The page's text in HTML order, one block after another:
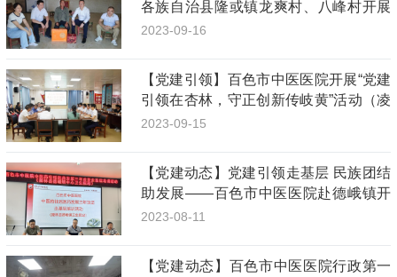
各族自治县隆或镇龙爽村、八峰村开展
乡村振兴“回头看”工作
2023-09-16
【党建引领】百色市中医医院开展“党建
引领在杏林，守正创新传岐黄”活动（凌
云站、乐业站）
2023-09-15
【党建动态】党建引领走基层 民族团结
助发展——百色市中医医院赴德峨镇开
展中医药壮瑶医药发展三年攻坚走基层
2023-08-11
【党建动态】百色市中医医院行政第一